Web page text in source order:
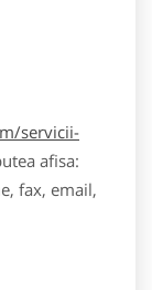
servicii-
afisa:
fax, email,